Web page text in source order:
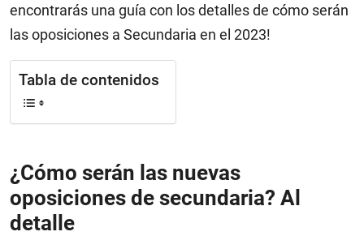
encontrarás una guía con los detalles de cómo serán
las oposiciones a Secundaria en el 2023!
Tabla de contenidos
¿Cómo serán las nuevas
oposiciones de secundaria? Al
detalle